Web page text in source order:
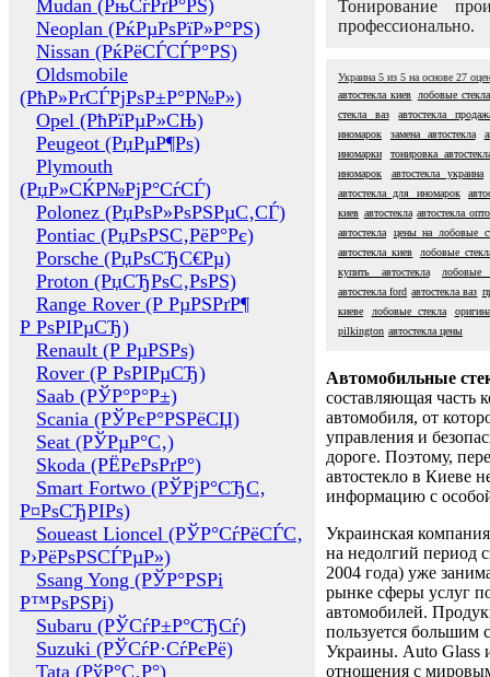
Mudan (РњСѓРґР°РЅ)
Neoplan (РќРµРѕРїР»Р°РЅ)
Nissan (РќРёСЃСЃР°РЅ)
Oldsmobile
(РћР»РґСЃРјРѕР±Р°Р№Р»)
Opel (РћРїРµР»СЊ)
Peugeot (РџРµР¶Рѕ)
Plymouth
(РџР»СЌР№РјР°СѓСЃ)
Polonez (РџРѕР»РѕРЅРµС‚СЃ)
Pontiac (РџРѕРЅС‚РёР°Рє)
Porsche (РџРѕСЂС€Рµ)
Proton (РџСЂРѕС‚РѕРЅ)
Range Rover (Р РµРЅРґР¶
Р РѕРІРµСЂ)
Renault (Р РµРЅРѕ)
Rover (Р РѕРІРµСЂ)
Saab (РЎР°Р°Р±)
Scania (РЎРєР°РЅРёСЏ)
Seat (РЎРµР°С‚)
Skoda (РЁРєРѕРґР°)
Smart Fortwo (РЎРјР°СЂС‚
Р¤РѕСЂРІРѕ)
Soueast Lioncel (РЎР°СѓРёСЃС‚
Р›РёРѕРЅСЃРµР»)
Ssang Yong (РЎР°РЅРі
Р™РѕРЅРі)
Subaru (РЎСѓР±Р°СЂСѓ)
Suzuki (РЎСѓР·СѓРєРё)
Tata (РўР°С‚Р°)
Тонирование
профессионально.
Украина 5 из 5 на основе 27
автостекла киев
лобовые
стекла ваз
автостекла
иномарок
замена автостекла
иномарки
тонировка
иномарок
автостекла украина
автостекла для иномарок
киев автостекла автостекла
автостекла
цены на лобовые
автостекла киев
лобовые
купить автостекла
лобовые
автостекла ford автостекла ваз
киеве
лобовые стекла
pilkington автостекла цены
Автомобильные
составляющая часть
автомобиля, от
управления и
дороге. Поэтому,
автостекло в Киеве
информацию с
Украинская
на недолгий период
2004 года) уже
рынке сферы услуг
автомобилей.
пользуется большим
Украины. Auto Glass
отношения с